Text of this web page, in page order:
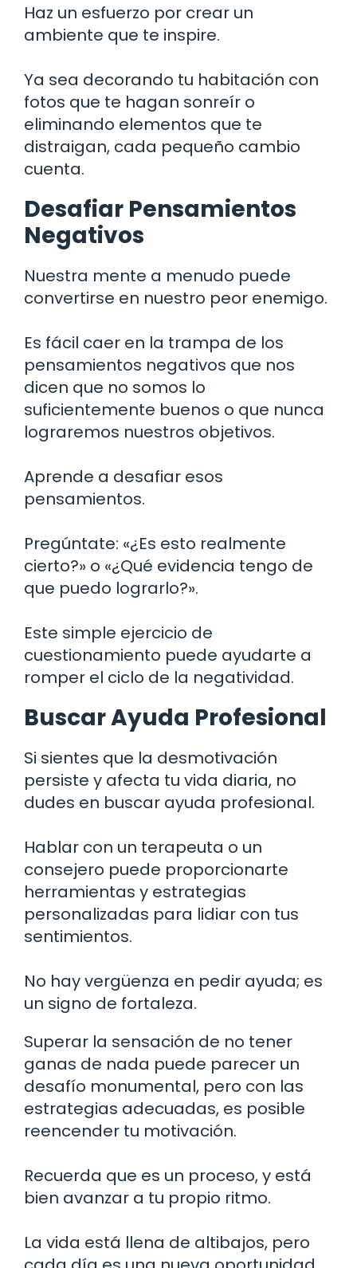
Haz un esfuerzo por crear un
ambiente que te inspire.
Ya sea decorando tu habitación con
fotos que te hagan sonreír o
eliminando elementos que te
distraigan, cada pequeño cambio
cuenta.
Desafiar Pensamientos
Negativos
Nuestra mente a menudo puede
convertirse en nuestro peor enemigo.
Es fácil caer en la trampa de los
pensamientos negativos que nos
dicen que no somos lo
suficientemente buenos o que nunca
lograremos nuestros objetivos.
Aprende a desafiar esos
pensamientos.
Pregúntate: «¿Es esto realmente
cierto?» o «¿Qué evidencia tengo de
que puedo lograrlo?».
Este simple ejercicio de
cuestionamiento puede ayudarte a
romper el ciclo de la negatividad.
Buscar Ayuda Profesional
Si sientes que la desmotivación
persiste y afecta tu vida diaria, no
dudes en buscar ayuda profesional.
Hablar con un terapeuta o un
consejero puede proporcionarte
herramientas y estrategias
personalizadas para lidiar con tus
sentimientos.
No hay vergüenza en pedir ayuda; es
un signo de fortaleza.
Superar la sensación de no tener
ganas de nada puede parecer un
desafío monumental, pero con las
estrategias adecuadas, es posible
reencender tu motivación.
Recuerda que es un proceso, y está
bien avanzar a tu propio ritmo.
La vida está llena de altibajos, pero